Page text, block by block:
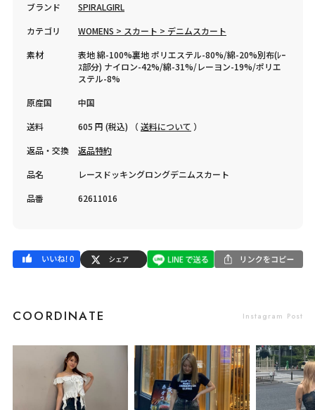
ブランド
SPIRALGIRL
カテゴリ
WOMENS > スカート > デニムスカート
素材
表地 綿-100%裏地 ポリエステル-80%/綿-20%別布(ﾚｰ
ｽ部分) ナイロン-42%/綿-31%/レーヨン-19%/ポリエ
ステル-8%
原産国
中国
送料
605 円 (税込) （ 送料について ）
返品・交換
返品特約
品名
レースドッキングロングデニムスカート
品番
62611016
COORDINATE Instagram Post